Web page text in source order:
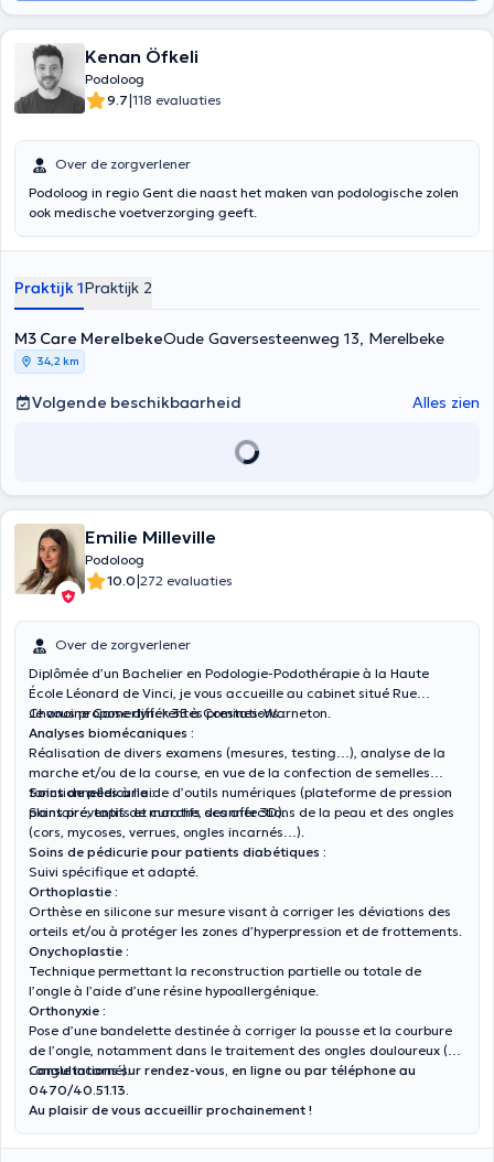
Kenan Öfkeli
Podoloog
9.7|118 evaluaties
Over de zorgverlener
Podoloog in regio Gent die naast het maken van podologische zolen
ook medische voetverzorging geeft.
Praktijk 1Praktijk 2
M3 Care MerelbekeOude Gaversesteenweg 13, Merelbeke
34,2 km
Volgende beschikbaarheid Alles zien
Emilie Milleville
Podoloog
10.0|272 evaluaties
Over de zorgverlener
Diplômée d’un Bachelier en Podologie-Podothérapie à la Haute
École Léonard de Vinci, je vous accueille au cabinet situé Rue
Chanoine Camerlynck 35 à Comines-Warneton.
Je vous propose différentes prestations :
Analyses biomécaniques :
Réalisation de divers examens (mesures, testing…), analyse de la
marche et/ou de la course, en vue de la confection de semelles
fonctionnelles à l’aide d’outils numériques (plateforme de pression
plantaire, tapis de marche, scanner 3D).
Soins de pédicurie :
Soins préventifs et curatifs des affections de la peau et des ongles
(cors, mycoses, verrues, ongles incarnés…).
Soins de pédicurie pour patients diabétiques :
Suivi spécifique et adapté.
Orthoplastie :
Orthèse en silicone sur mesure visant à corriger les déviations des
orteils et/ou à protéger les zones d’hyperpression et de frottements.
Onychoplastie :
Technique permettant la reconstruction partielle ou totale de
l’ongle à l’aide d’une résine hypoallergénique.
Orthonyxie :
Pose d’une bandelette destinée à corriger la pousse et la courbure
de l’ongle, notamment dans le traitement des ongles douloureux (ex.
: ongle incarné).
Consultations sur rendez-vous, en ligne ou par téléphone au
0470/40.51.13.
Au plaisir de vous accueillir prochainement !